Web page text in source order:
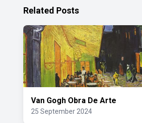
Related Posts
Van Gogh Obra De Arte
25 September 2024